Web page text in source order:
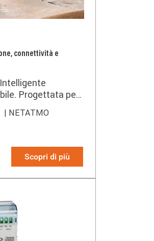
connettività e
Progettata per
connettività
i dati
il comfort e
| NETATMO
Scopri di più